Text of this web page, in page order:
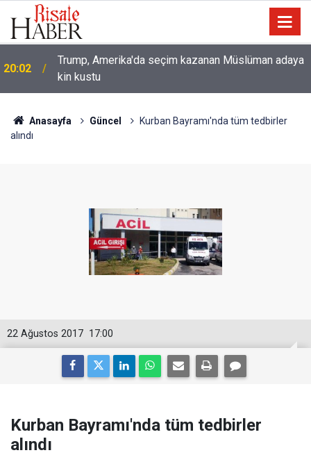
20:02
Trump, Amerika'da seçim kazanan Müslüman adaya
kin kustu
Anasayfa Güncel
Kurban Bayramı'nda tüm tedbirler
alındı
17:00
22 Ağustos 2017
Kurban Bayramı'nda tüm tedbirler
alındı